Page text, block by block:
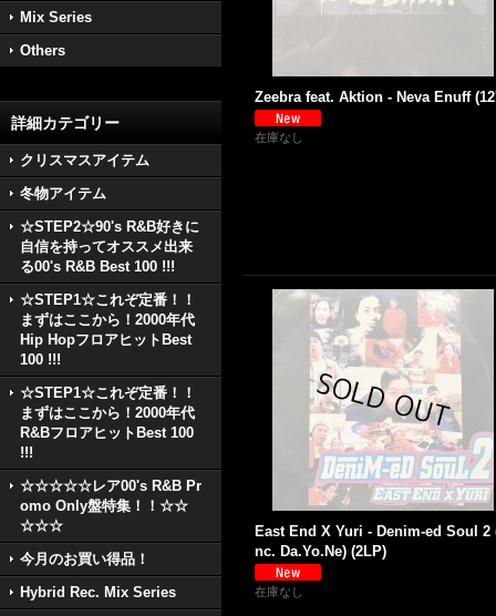
Mix Series
Others
詳細カテゴリー
クリスマスアイテム
冬物アイテム
☆STEP2☆90's R&B好きに
自信を持ってオススメ出来
る00's R&B Best 100 !!!
☆STEP1☆これぞ定番！！
まずはここから！2000年代
Hip HopフロアヒットBest
100 !!!
☆STEP1☆これぞ定番！！
まずはここから！2000年代
R&BフロアヒットBest 100
!!!
☆☆☆☆☆レア00's R&B Pr
omo Only盤特集！！☆☆
☆☆☆
今月のお買い得品！
Hybrid Rec. Mix Series
Zeebra feat. Aktion - Neva Enuff
在庫なし
East End X Yuri - Denim-ed Soul 2
nc. Da.Yo.Ne) (2LP)
在庫なし